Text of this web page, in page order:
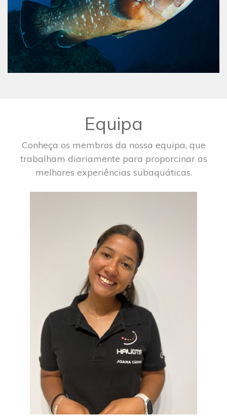
Equipa
Conheça os membros da nossa equipa, que
trabalham diariamente para proporcinar as
melhores experiências subaquáticas.